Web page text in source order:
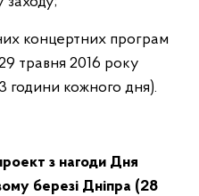
концертних програм
травня 2016 року
години кожного дня).
з нагоди Дня
березі Дніпра (28